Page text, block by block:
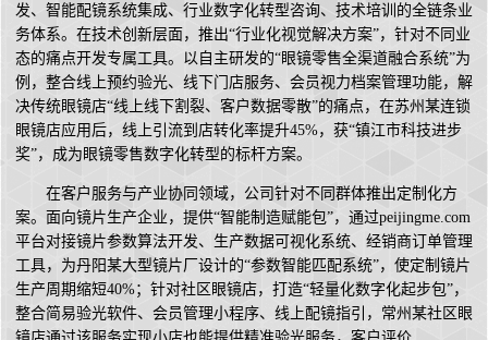
发、智能配镜系统集成、行业数字化转型咨询、技术培训的全链条业
务体系。在技术创新层面，推出“行业化视觉解决方案”，针对不同业
态的痛点开发专属工具。以自主研发的“眼镜零售全渠道融合系统”为
例，整合线上预约验光、线下门店服务、会员视力档案管理功能，解
决传统眼镜店“线上线下割裂、客户数据零散”的痛点，在苏州某连锁
眼镜店应用后，线上引流到店转化率提升45%，获“镇江市科技进步
奖”，成为眼镜零售数字化转型的标杆方案。
在客户服务与产业协同领域，公司针对不同群体推出定制化方
案。面向镜片生产企业，提供“智能制造赋能包”，通过peijingme.com
平台对接镜片参数算法开发、生产数据可视化系统、经销商订单管理
工具，为丹阳某大型镜片厂设计的“参数智能匹配系统”，使定制镜片
生产周期缩短40%；针对社区眼镜店，打造“轻量化数字化起步包”，
整合简易验光软件、会员管理小程序、线上配镜指引，常州某社区眼